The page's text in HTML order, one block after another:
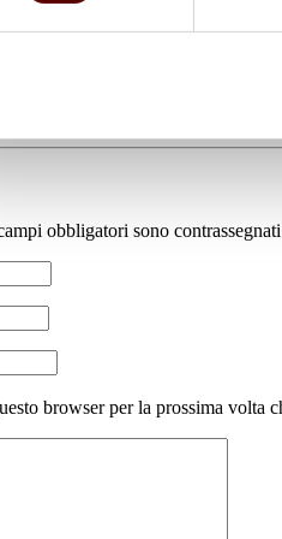
obbligatori sono contrassegnati
browser per la prossima volta